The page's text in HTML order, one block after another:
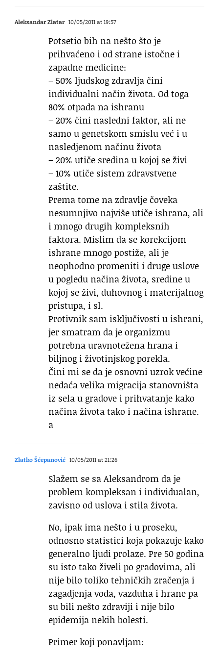
Aleksandar Zlatar 10/05/2011 at 19:57
Potsetio bih na nešto što je
prihvaćeno i od strane istočne i
zapadne medicine:
– 50% ljudskog zdravlja čini
individualni način života. Od toga
80% otpada na ishranu
– 20% čini nasledni faktor, ali ne
samo u genetskom smislu već i u
nasledjenom načinu života
– 20% utiče sredina u kojoj se živi
– 10% utiče sistem zdravstvene
zaštite.
Prema tome na zdravlje čoveka
nesumnjivo najviše utiče ishrana, ali
i mnogo drugih kompleksnih
faktora. Mislim da se korekcijom
ishrane mnogo postiže, ali je
neophodno promeniti i druge uslove
u pogledu načina života, sredine u
kojoj se živi, duhovnog i materijalnog
pristupa, i sl.
Protivnik sam isključivosti u ishrani,
jer smatram da je organizmu
potrebna uravnotežena hrana i
biljnog i životinjskog porekla.
Čini mi se da je osnovni uzrok većine
nedaća velika migracija stanovništa
iz sela u gradove i prihvatanje kako
načina života tako i načina ishrane.
a
Zlatko Šćepanović 10/05/2011 at 21:26
Slažem se sa Aleksandrom da je
problem kompleksan i individualan,
zavisno od uslova i stila života.
No, ipak ima nešto i u proseku,
odnosno statistici koja pokazuje kako
generalno ljudi prolaze. Pre 50 godina
su isto tako živeli po gradovima, ali
nije bilo toliko tehničkih zračenja i
zagadjenja voda, vazduha i hrane pa
su bili nešto zdraviji i nije bilo
epidemija nekih bolesti.
Primer koji ponavljam: